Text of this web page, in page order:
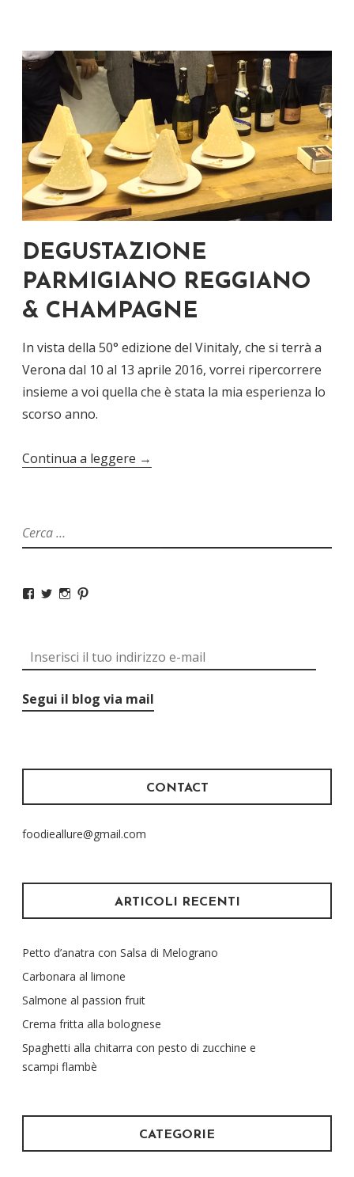
DEGUSTAZIONE
PARMIGIANO REGGIANO
& CHAMPAGNE
In vista della 50° edizione del Vinitaly, che si terrà a
Verona dal 10 al 13 aprile 2016, vorrei ripercorrere
insieme a voi quella che è stata la mia esperienza lo
scorso anno.
Continua a leggere →
Segui il blog via mail
CONTACT
foodieallure@gmail.com
ARTICOLI RECENTI
Petto d’anatra con Salsa di Melograno
Carbonara al limone
Salmone al passion fruit
Crema fritta alla bolognese
Spaghetti alla chitarra con pesto di zucchine e
scampi flambè
CATEGORIE